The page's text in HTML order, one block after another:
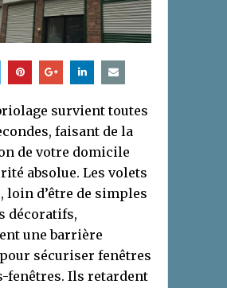
survient toutes
faisant de la
de votre domicile
absolue. Les volets
loin d’être de simples
décoratifs,
une barrière
sécuriser fenêtres
fenêtres. Ils retardent